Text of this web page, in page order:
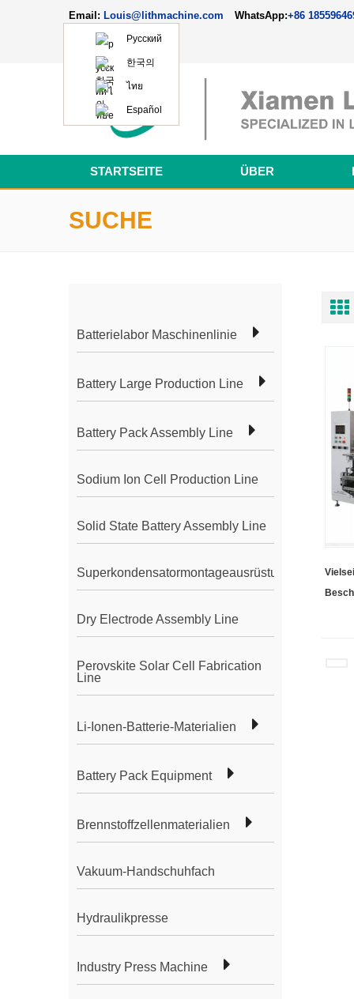
Email: Louis@lithmachine.com WhatsApp:+86
Русский
한국의
ไทย
Español
STARTSEITE ÜBER
SUCHE
Batterielabor Maschinenlinie
Battery Large Production Line
Battery Pack Assembly Line
Sodium Ion Cell Production Line
Solid State Battery Assembly Line
Superkondensatormontageausrüstung
Dry Electrode Assembly Line
Perovskite Solar Cell Fabrication
Line
Li-Ionen-Batterie-Materialien
Battery Pack Equipment
Brennstoffzellenmaterialien
Vakuum-Handschuhfach
Hydraulikpresse
Industry Press Machine